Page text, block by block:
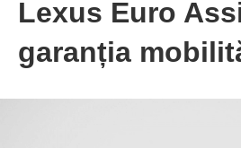
Lexus Euro
garanția